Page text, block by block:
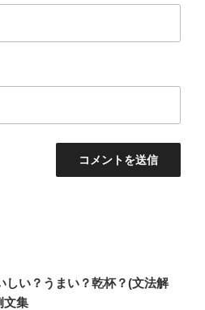
しい？うまい？乾杯？(文法解
文集